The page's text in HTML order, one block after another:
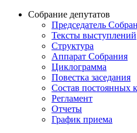
Собрание депутатов
Председатель
Тексты выступлений
Структура
Аппарат Собрания
Циклограмма
Повестка заседания
Состав постоянных
Регламент
Отчеты
График приема